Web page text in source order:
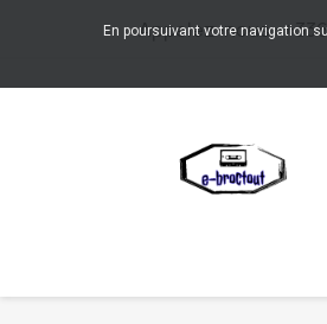
Appelez-nous :
En poursuivant votre navigation